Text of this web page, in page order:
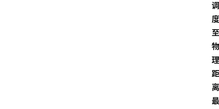
调
度
至
物
理
距
离
最